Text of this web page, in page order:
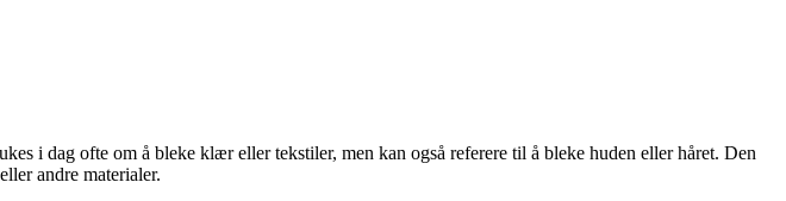
i dag ofte om å bleke klær eller tekstiler, men kan også referere til å bleke huden eller håret. Den
andre materialer.